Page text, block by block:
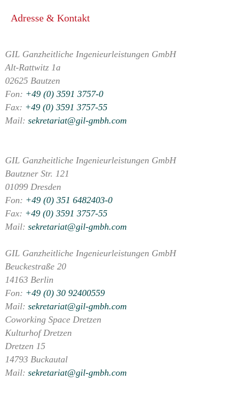
Adresse & Kontakt
GIL Ganzheitliche Ingenieurleistungen GmbH
Alt-Rattwitz 1a
02625 Bautzen
Fon: +49 (0) 3591 3757-0
Fax: +49 (0) 3591 3757-55
Mail: sekretariat@gil-gmbh.com
GIL Ganzheitliche Ingenieurleistungen GmbH
Bautzner Str. 121
01099 Dresden
Fon: +49 (0) 351 6482403-0
Fax: +49 (0) 3591 3757-55
Mail: sekretariat@gil-gmbh.com
GIL Ganzheitliche Ingenieurleistungen GmbH
Beuckestraße 20
14163 Berlin
Fon: +49 (0) 30 92400559
Mail: sekretariat@gil-gmbh.com
Coworking Space Dretzen
Kulturhof Dretzen
Dretzen 15
14793 Buckautal
Mail: sekretariat@gil-gmbh.com